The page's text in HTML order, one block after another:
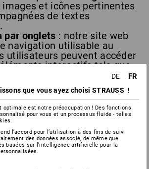
images et icônes pertinentes
de textes
par onglets : notre site web
navigation utilisable au
utilisateurs peuvent accéder
interactifs tels que
boutons et les formulaires
sur la touche Tab et en les
Enter ou la barre
Eye-Able®: notre
l'outil
GmbH. Cet outil
utilisateurs d'adapter
la présentation de la
DE FR
que vous ayez choisi STRAUSS !
optimale est notre préoccupation ! Des fonctions
pour vous et un processus fluide - telles
l’accord pour l’utilisation à des fins de suivi
des données associé, de même que
basées sur l’intelligence artificielle pour la